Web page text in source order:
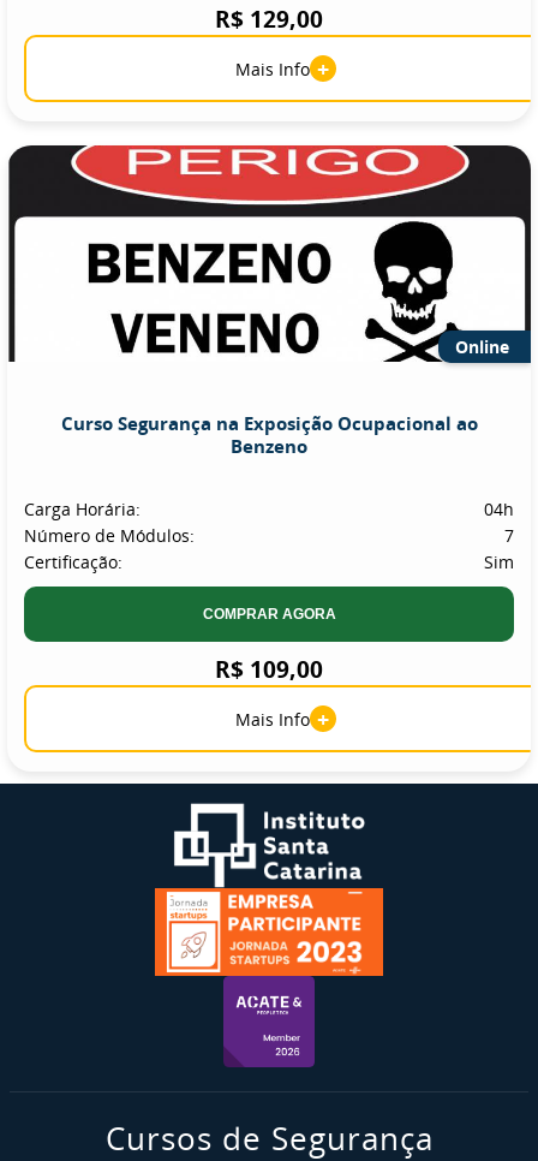
R$ 129,00
Mais Info +
Online
Curso Segurança na Exposição Ocupacional ao
Benzeno
Carga Horária:
04h
Número de Módulos:
7
Certificação:
Sim
COMPRAR AGORA
R$ 109,00
Mais Info +
Cursos de Segurança